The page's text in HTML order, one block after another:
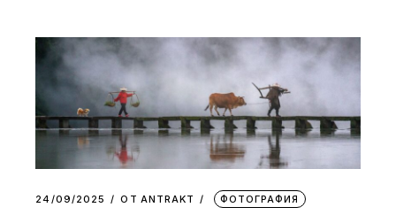
24/09/2025 ОТ АNTRAKT ФОТОГРАФИЯ